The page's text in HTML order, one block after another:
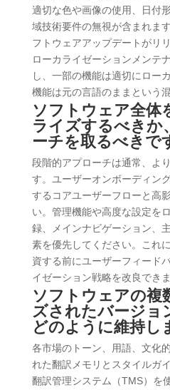
適切な色や画像の使用、日付
域技術要件の無視が含まれま
フトウェアアップデートがリ
ローカライゼーションメンテ
し、一部の機能は適切にロー
機能は元の言語のままという
ソフトウェア全体
ライズするべきか
ーチを取るべきで
段階的アプローチは通常、よ
す。ユーザーオンボーディン
するコアユーザーフローと高
い。管理機能や高度な設定を
録、メインナビゲーション、
素を優先してください。これ
資する前にユーザーフィード
イゼーション戦略を改良できま
ソフトウェアの複
ズされたバージョ
どのように維持し
各市場のトーン、用語、文化
れた翻訳メモリとスタイルガ
翻訳管理システム（TMS）を